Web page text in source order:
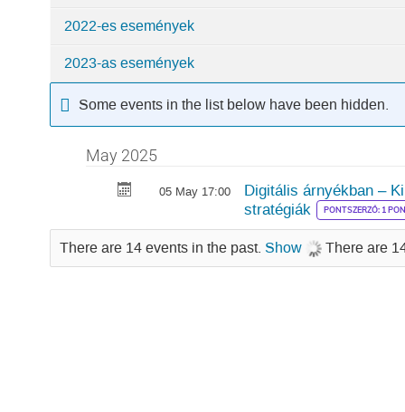
Infótechnológiai
2022-es események
2023-as események
Some events in the list below have been hidden.
May 2025
05 May 17:00
Digitális árnyékban –
stratégiák
PONTSZERZŐ: 1
There are 14 events in the past. Show There are